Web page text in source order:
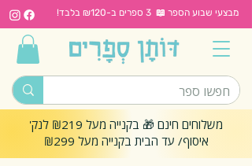
מבצעי שבוע הספר 📖 3 ספרים ב-₪120 בלבד!
משלוחים חינם 🎁 בקנייה מעל ₪219 לנק'
איסוף/ עד הבית בקנייה מעל ₪299